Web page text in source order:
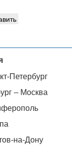
Петербург
– Москва
на-Дону